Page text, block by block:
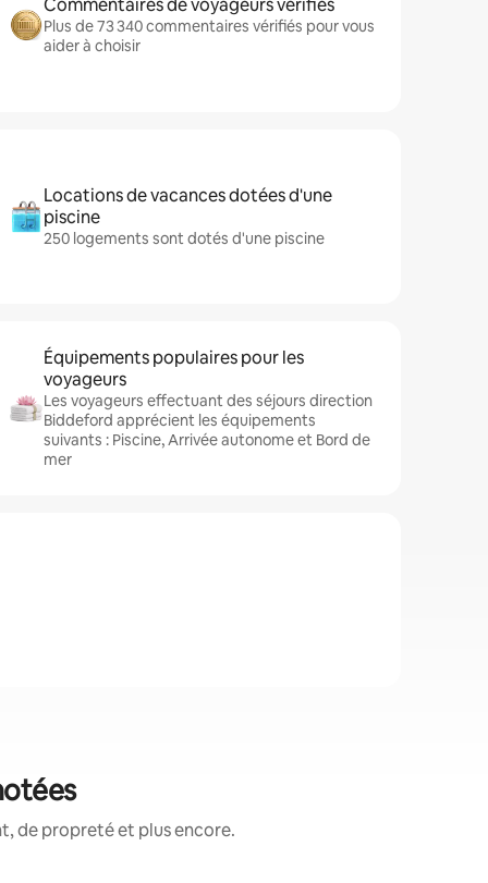
Commentaires de voyageurs vérifiés
Plus de 73 340 commentaires vérifiés pour vous
aider à choisir
Locations de vacances dotées d'une
piscine
250 logements sont dotés d'une piscine
Équipements populaires pour les
voyageurs
Les voyageurs effectuant des séjours direction
Biddeford apprécient les équipements
suivants : Piscine, Arrivée autonome et Bord de
mer
de propreté et plus encore.